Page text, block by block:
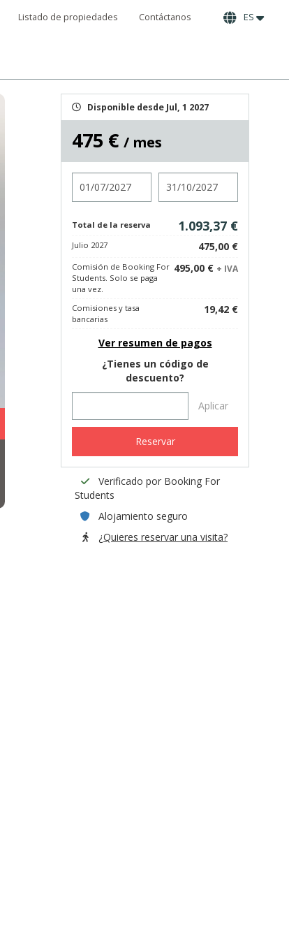
Listado de propiedades Contáctanos ES
Disponible desde Jul, 1 2027
475 € / mes
Total de la reserva 1.093,37 €
Julio 2027 475,00 €
Comisión de Booking For
Students. Solo se paga
una vez.
495,00 € + IVA
Comisiones y tasa
bancarias
19,42 €
Ver resumen de pagos
¿Tienes un código de
descuento?
Aplicar
Reservar
Verificado por Booking For
Students
Alojamiento seguro
¿Quieres reservar una visita?